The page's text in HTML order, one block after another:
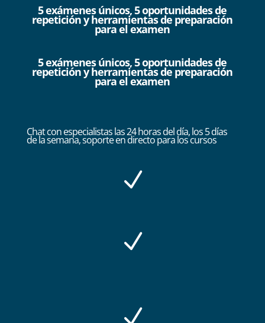
5 exámenes únicos, 5 oportunidades de
repetición y herramientas de preparación
para el examen
5 exámenes únicos, 5 oportunidades de
repetición y herramientas de preparación
para el examen
Chat con especialistas las 24 horas del día, los 5 días
de la semana, soporte en directo para los cursos
N
N
N